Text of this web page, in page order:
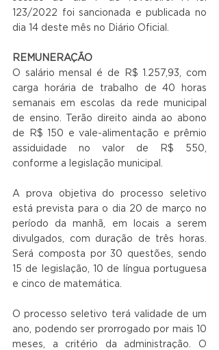
123/2022 foi sancionada e publicada no
dia 14 deste mês no Diário Oficial.
REMUNERAÇÃO
O salário mensal é de R$ 1.257,93, com
carga horária de trabalho de 40 horas
semanais em escolas da rede municipal
de ensino. Terão direito ainda ao abono
de R$ 150 e vale-alimentação e prêmio
assiduidade no valor de R$ 550,
conforme a legislação municipal.
A prova objetiva do processo seletivo
está prevista para o dia 20 de março no
período da manhã, em locais a serem
divulgados, com duração de três horas.
Será composta por 30 questões, sendo
15 de legislação, 10 de língua portuguesa
e cinco de matemática.
O processo seletivo terá validade de um
ano, podendo ser prorrogado por mais 10
meses, a critério da administração. O